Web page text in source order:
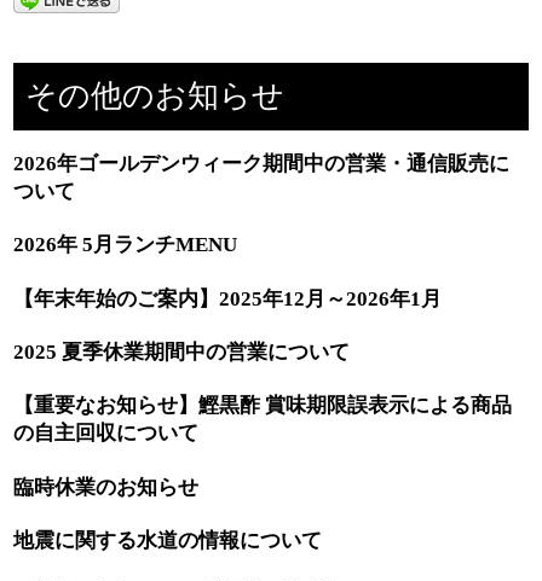
その他のお知らせ
2026年ゴールデンウィーク期間中の営業・通信販売に
ついて
2026年 5月ランチMENU
【年末年始のご案内】2025年12月～2026年1月
2025 夏季休業期間中の営業について
【重要なお知らせ】鰹黒酢 賞味期限誤表示による商品
の自主回収について
臨時休業のお知らせ
地震に関する水道の情報について